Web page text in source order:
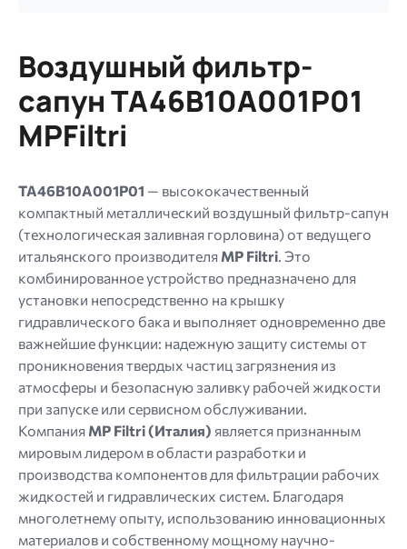
МБ.
Допустимые
типы:
gif
jpg
png.
Воздушный фильтр-
сапун TA46B10A001P01
MPFiltri
TA46B10A001P01 — высококачественный
компактный металлический воздушный фильтр-сапун
(технологическая заливная горловина) от ведущего
итальянского производителя MP Filtri . Это
комбинированное устройство предназначено для
установки непосредственно на крышку
гидравлического бака и выполняет одновременно две
важнейшие функции: надежную защиту системы от
проникновения твердых частиц загрязнения из
атмосферы и безопасную заливку рабочей жидкости
при запуске или сервисном обслуживании.
Компания MP Filtri (Италия) является признанным
мировым лидером в области разработки и
производства компонентов для фильтрации рабочих
жидкостей и гидравлических систем. Благодаря
многолетнему опыту, использованию инновационных
материалов и собственному мощному научно-